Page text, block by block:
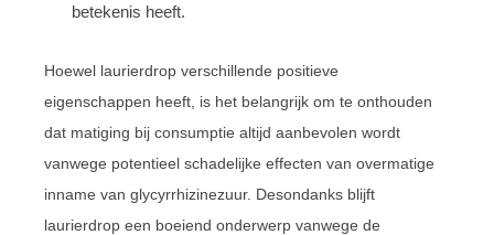
betekenis heeft.
Hoewel laurierdrop verschillende positieve
eigenschappen heeft, is het belangrijk om te onthouden
dat matiging bij consumptie altijd aanbevolen wordt
vanwege potentieel schadelijke effecten van overmatige
inname van glycyrrhizinezuur. Desondanks blijft
laurierdrop een boeiend onderwerp vanwege de